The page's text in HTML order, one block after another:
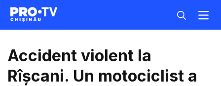
Accident violent la
Rîșcani. Un motociclist a